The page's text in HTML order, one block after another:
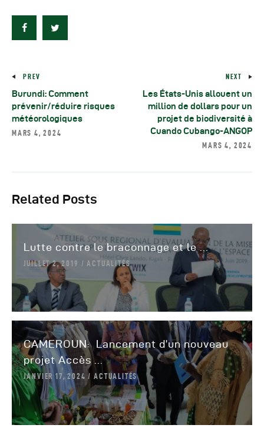
PREV
Burundi: Comment
prévenir/réduire risques
météorologiques
MARS 4, 2024
NEXT
Les États-Unis allouent un
million de dollars pour un
projet de biodiversité à
Cuando Cubango-ANGOP
MARS 4, 2024
Related Posts
Lutte contre le braconnage et le ...
JUILLET 2, 2019 ACTUALITÉS
CAMEROUN: Lancement d’un nouveau
projet Accès ...
JANVIER 17, 2024 ACTUALITÉS